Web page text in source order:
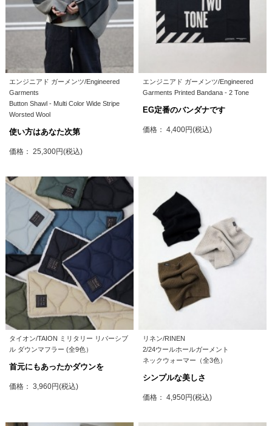
エンジニアド ガーメンツ/Engineered
Garments
Button Shawl - Multi Color Wide Stripe
Worsted Wool
使い方はあなた次第
価格： 25,300円(税込)
エンジニアド ガーメンツ/Engineered
Garments Printed Bandana - 2 Tone
EG定番のバンダナです
価格： 4,400円(税込)
タイオン/TAION ミリタリー リバーシブ
ル ダウンマフラー (全9色）
首元にもあったかダウンを
価格： 3,960円(税込)
リネン/RINEN
2/24ウールホールガーメント
ネックウォーマー（全3色）
シンプルな美しさ
価格： 4,950円(税込)